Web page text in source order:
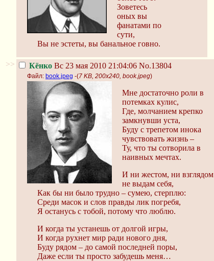
Зоветесь
оных вы
фанатами по
сути,
Вы не эстеты, вы банальное говно.
>> Кёнко Вс 23 мая 2010 21:04:06 No.13804
Файл: book.jpeg -(7 KB, 200x240, book.jpeg)
Мне достаточно роли в
потемках кулис,
Где, молчанием крепко
замкнувши уста,
Буду с трепетом инока
чувствовать жизнь –
Ту, что ты сотворила в
наивных мечтах.
И ни жестом, ни взглядом
не выдам себя,
Как бы ни было трудно – сумею, стерплю:
Среди масок и слов правды лик погребя,
Я останусь с тобой, потому что люблю.
И когда ты устанешь от долгой игры,
И когда рухнет мир ради нового дня,
Буду рядом – до самой последней поры,
Даже если ты просто забудешь меня…